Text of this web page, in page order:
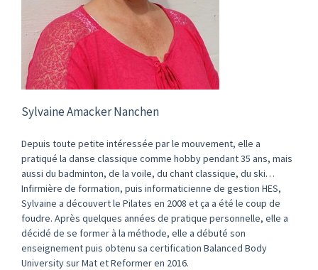
Sylvaine Amacker Nanchen
Depuis toute petite intéressée par le mouvement, elle a
pratiqué la danse classique comme hobby pendant 35 ans, mais
aussi du badminton, de la voile, du chant classique, du ski…
Infirmière de formation, puis informaticienne de gestion HES,
Sylvaine a découvert le Pilates en 2008 et ça a été le coup de
foudre. Après quelques années de pratique personnelle, elle a
décidé de se former à la méthode, elle a débuté son
enseignement puis obtenu sa certification Balanced Body
University sur Mat et Reformer en 2016.